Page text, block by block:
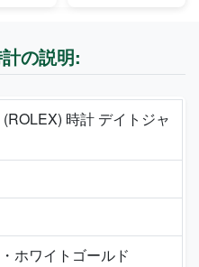
の説明:
時計 デイトジャ
ホワイトゴールド